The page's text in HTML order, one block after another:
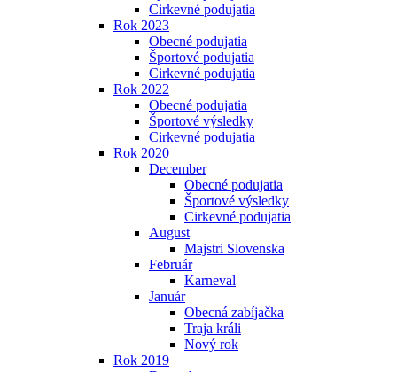
Cirkevné podujatia
Rok 2023
Obecné podujatia
Športové podujatia
Cirkevné podujatia
Rok 2022
Obecné podujatia
Športové výsledky
Cirkevné podujatia
Rok 2020
December
Obecné podujatia
Športové výsledky
Cirkevné podujatia
August
Majstri Slovenska
Február
Karneval
Január
Obecná zabíjačka
Traja králi
Nový rok
Rok 2019